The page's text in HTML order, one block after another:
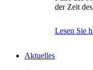
der Zeit
Lesen Sie
Aktuelles